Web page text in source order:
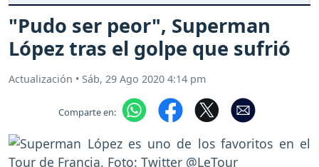
"Pudo ser peor", Superman
López tras el golpe que sufrió
Actualización • Sáb, 29 Ago 2020 4:14 pm
Comparte en: